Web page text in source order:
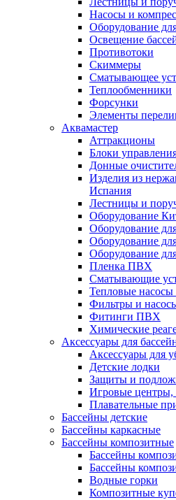
Насосы и
Оборудование
Освещение
Противотоки
Скиммеры
Сматывающее
Теплообменники
Форсунки
Элементы
Аквамастер
Аттракционы
Блоки
Донные
Изделия из
Испания
Лестницы и
Оборудование
Оборудование
Оборудование
Оборудование
Пленка ПВХ
Сматывающие
Тепловые насосы
Фильтры и
Фитинги ПВХ
Химические
Аксессуары для
Аксессуары для
Детские лодки
Защиты и
Игровые центры,
Плавательные
Бассейны детские
Бассейны каркасные
Бассейны композитные
Бассейны
Бассейны
Водные горки
Композитные